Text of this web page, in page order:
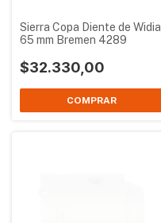
Sierra Copa Diente de Widia
65 mm Bremen 4289
$32.330,00